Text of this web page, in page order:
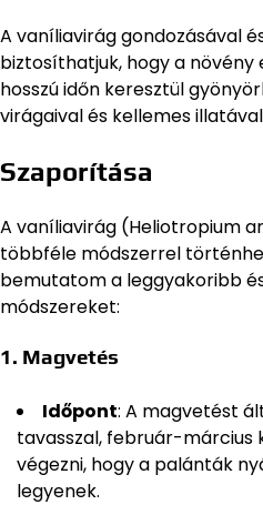
A vaníliavirág gondozásával
biztosíthatjuk, hogy a növény
hosszú időn keresztül
virágaival és kellemes
Szaporítása
A vaníliavirág (Heliotropium
többféle módszerrel
bemutatom a leggyakoribb
módszereket:
1. Magvetés
Időpont: A magvetést
tavasszal, február-március
végezni, hogy a palánták
legyenek.